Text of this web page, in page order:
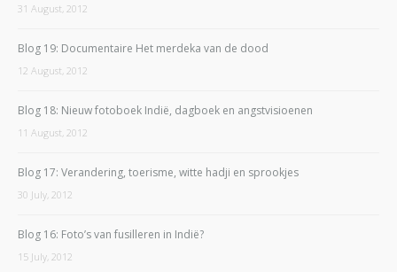
31 August, 2012
Blog 19: Documentaire Het merdeka van de dood
12 August, 2012
Blog 18: Nieuw fotoboek Indië, dagboek en angstvisioenen
11 August, 2012
Blog 17: Verandering, toerisme, witte hadji en sprookjes
30 July, 2012
Blog 16: Foto’s van fusilleren in Indië?
15 July, 2012